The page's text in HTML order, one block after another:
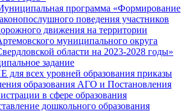
программа «Формирование
поведения участников
движения на территории
муниципального округа
области на 2023-2028 годы»
задание
всех уровней образования приказы
образования АГО и Постановления
в сфере образования
дошкольного образования